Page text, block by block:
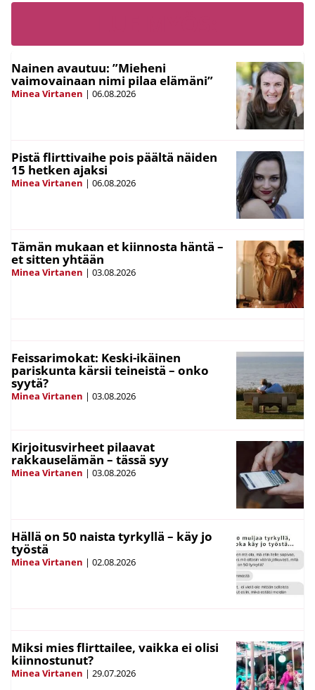
Nainen avautuu: ”Mieheni
vaimovainaan nimi pilaa elämäni”
Minea Virtanen | 06.08.2026
Pistä flirttivaihe pois päältä näiden
15 hetken ajaksi
Minea Virtanen | 06.08.2026
Tämän mukaan et kiinnosta häntä –
et sitten yhtään
Minea Virtanen | 03.08.2026
Feissarimokat: Keski-ikäinen
pariskunta kärsii teineistä – onko
syytä?
Minea Virtanen | 03.08.2026
Kirjoitusvirheet pilaavat
rakkauselämän – tässä syy
Minea Virtanen | 03.08.2026
Hällä on 50 naista tyrkyllä – käy jo
työstä
Minea Virtanen | 02.08.2026
Miksi mies flirttailee, vaikka ei olisi
kiinnostunut?
Minea Virtanen | 29.07.2026